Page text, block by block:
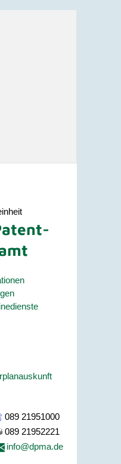
089 21951000
089 21952221
info@dpma.de